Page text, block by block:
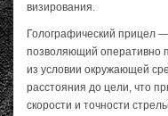
визирования.
Голографический прицел
позволяющий оперативно
из условии окружающей
расстояния до цели, что
скорости и точности